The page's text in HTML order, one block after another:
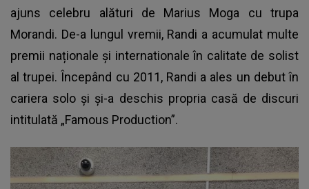
ajuns celebru alături de Marius Moga cu trupa
Morandi. De-a lungul vremii, Randi a acumulat multe
premii naționale și internationale în calitate de solist
al trupei. Începând cu 2011, Randi a ales un debut în
cariera solo și și-a deschis propria casă de discuri
intitulată „Famous Production”.